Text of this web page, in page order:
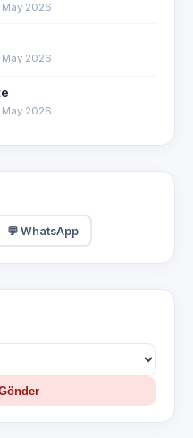
2026
2026
2026
💬 WhatsApp